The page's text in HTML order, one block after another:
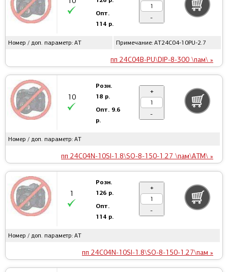
Номер / доп. параметр: AT Примечание: AT24C04-10PU-2.7
пп 24C04B-PU\DIP-8-300 \пам\ »
Опт.
114 р.
-
Номер / доп. параметр: AT
пп 24C04N-10SI-1.8\SO-8-150-1.27 \пам\ATM\ »
10
Розн.
18 р.
Опт. 9.6
р.
+
-
Номер / доп. параметр: AT
пп 24C04N-10SI-1.8\SO-8-150-1.27\пам »
1
Розн.
126 р.
Опт.
114 р.
+
-